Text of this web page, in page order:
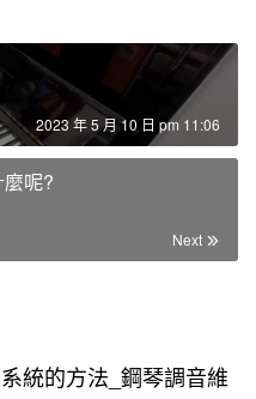
2023 年 5 月 10 日 pm 11:06
呢?
Next
統的方法_鋼琴調音維